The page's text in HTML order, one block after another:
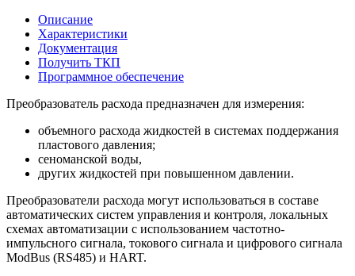
Описание
Характеристики
Документация
Получить ТКП
Программное обеспечение
Преобразователь расхода предназначен для измерения:
объемного расхода жидкостей в системах поддержания
пластового давления;
сеноманской воды,
других жидкостей при повышенном давлении.
Преобразователи расхода могут использоваться в составе
автоматических систем управления и контроля, локальных
схемах автоматизации с использованием частотно-
импульсного сигнала, токового сигнала и цифрового сигнала
ModBus (RS485) и HART.